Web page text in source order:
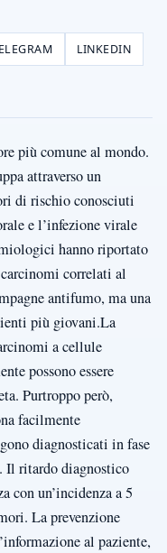
LINKEDIN
più comune al mondo.
attraverso un
di rischio conosciuti
e l’infezione virale
hanno riportato
correlati al
antifumo, ma una
più giovani.La
a cellule
possono essere
Purtroppo però,
facilmente
diagnosticati in fase
Il ritardo diagnostico
con un’incidenza a 5
La prevenzione
al paziente,